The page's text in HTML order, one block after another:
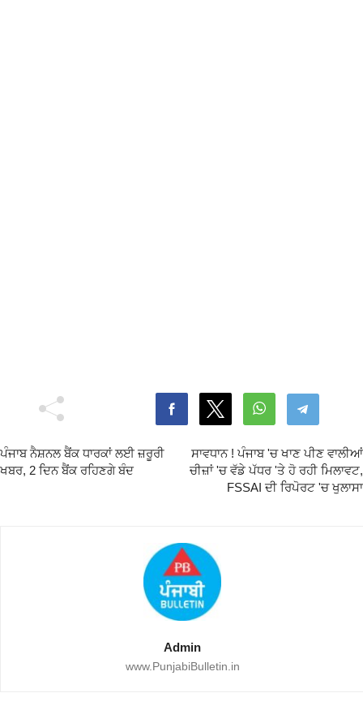
ਪੰਜਾਬ ਨੈਸ਼ਨਲ ਬੈਂਕ ਧਾਰਕਾਂ ਲਈ ਜ਼ਰੂਰੀ
ਖਬਰ, 2 ਦਿਨ ਬੈਂਕ ਰਹਿਣਗੇ ਬੰਦ
ਸਾਵਧਾਨ ! ਪੰਜਾਬ 'ਚ ਖਾਣ ਪੀਣ ਵਾਲੀਆਂ
ਚੀਜ਼ਾਂ 'ਚ ਵੱਡੇ ਪੱਧਰ 'ਤੇ ਹੋ ਰਹੀ ਮਿਲਾਵਟ,
FSSAI ਦੀ ਰਿਪੋਰਟ 'ਚ ਖੁਲਾਸਾ
Admin
www.PunjabiBulletin.in